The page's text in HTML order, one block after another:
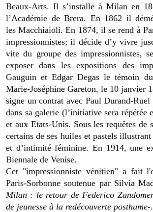
Beaux-Arts. Il s’installe à Milan en
l’Académie de Brera. En 1862 il
les Macchiaioli. En 1874, il se rend à
impressionnistes; il décide d’y vivre
vite du groupe des impressionnistes,
exposer dans les expositions des
Gauguin et Edgar Degas le témoin
Marie-Joséphine Gareton, le 10 janvier
signe un contrat avec Paul Durand-
dans sa galerie (l’initiative sera
et aux Etats-Unis. Sous les requêtes
certains de ses huiles et pastels
et d’intimité féminine. En 1914, une
Biennale de Venise.
Cet "impressionniste vénitien" a fait
Paris-Sorbonne soutenue par Silvia
Milan : le retour de Federico
de jeunesse à la redécouverte posthume-.